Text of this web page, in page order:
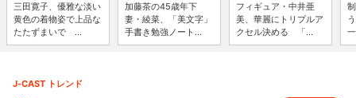
三田寛子、優雅な淡い
黄色の着物姿で上品な
たたずまいで ...
加藤茶の45歳年下
妻・綾菜、「美文字」
手書き勉強ノート...
フィギュア・中井亜
美、華麗にトリプルア
クセル決める 「...
J-CAST トレンド